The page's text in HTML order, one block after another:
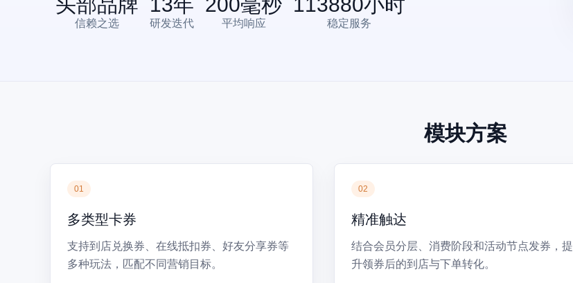
信赖之选 研发迭代 平均响应 稳定服务
模块方案
01
多类型卡券
支持到店兑换券、在线抵扣券、好友分享券等
多种玩法，匹配不同营销目标。
02
精准触达
结合会员分层、消费阶段和活动节点发券，提
升领券后的到店与下单转化。